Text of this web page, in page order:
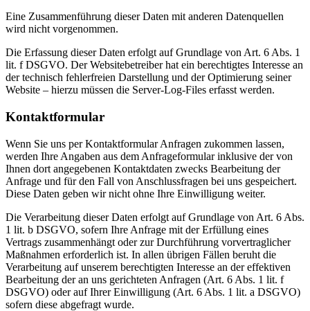
Eine Zusammenführung dieser Daten mit anderen Datenquellen
wird nicht vorgenommen.
Die Erfassung dieser Daten erfolgt auf Grundlage von Art. 6 Abs. 1
lit. f DSGVO. Der Websitebetreiber hat ein berechtigtes Interesse an
der technisch fehlerfreien Darstellung und der Optimierung seiner
Website – hierzu müssen die Server-Log-Files erfasst werden.
Kontaktformular
Wenn Sie uns per Kontaktformular Anfragen zukommen lassen,
werden Ihre Angaben aus dem Anfrageformular inklusive der von
Ihnen dort angegebenen Kontaktdaten zwecks Bearbeitung der
Anfrage und für den Fall von Anschlussfragen bei uns gespeichert.
Diese Daten geben wir nicht ohne Ihre Einwilligung weiter.
Die Verarbeitung dieser Daten erfolgt auf Grundlage von Art. 6 Abs.
1 lit. b DSGVO, sofern Ihre Anfrage mit der Erfüllung eines
Vertrags zusammenhängt oder zur Durchführung vorvertraglicher
Maßnahmen erforderlich ist. In allen übrigen Fällen beruht die
Verarbeitung auf unserem berechtigten Interesse an der effektiven
Bearbeitung der an uns gerichteten Anfragen (Art. 6 Abs. 1 lit. f
DSGVO) oder auf Ihrer Einwilligung (Art. 6 Abs. 1 lit. a DSGVO)
sofern diese abgefragt wurde.